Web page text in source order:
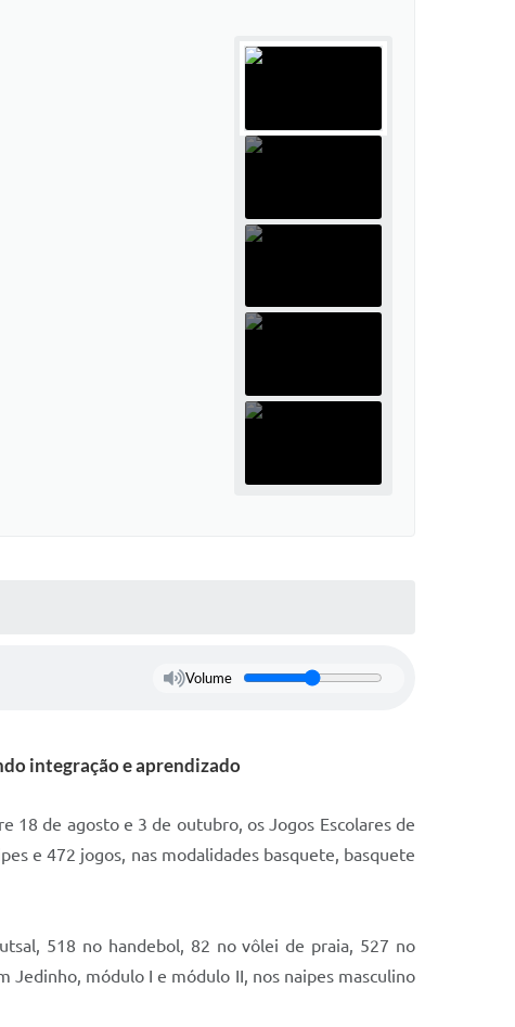
Volume
integração e aprendizado
de agosto e 3 de outubro, os Jogos Escolares de
e 472 jogos, nas modalidades basquete, basquete
518 no handebol, 82 no vôlei de praia, 527 no
Jedinho, módulo I e módulo II, nos naipes masculino